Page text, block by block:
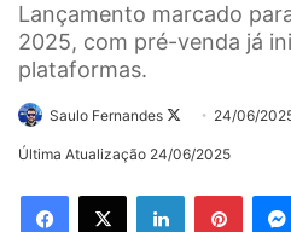
Lançamento marcado
2025, com pré-venda já
plataformas.
Saulo Fernandes
Follow
on
24/06/
Última Atualização 24/06/2025
Linkedin